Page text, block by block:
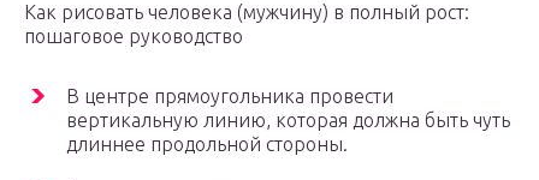
Как рисовать человека (мужчину) в полный рост:
пошаговое руководство
В центре прямоугольника провести
вертикальную линию, которая должна быть чуть
длиннее продольной стороны.